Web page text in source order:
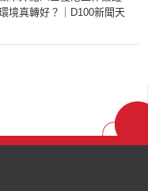
境真轉好？｜D100新聞天